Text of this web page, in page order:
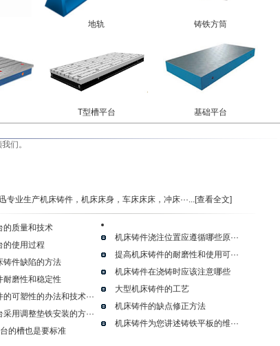
地轨 铸铁方筒
T型槽平台 基础平台
们。
专业生产机床铸件，机床床身，车床床床，冲床···...[查看全文]
的质量和技术
的使用过程
铸件缺陷的方法
耐磨性和稳定性
可塑性的办法和技术···
用调整垫铁安装的方···
的槽也是要标准
机床铸件浇注位置应遵循哪些原···
提高机床铸件的耐磨性和使用可···
机床铸件在浇铸时应该注意哪些
大型机床铸件的工艺
机床铸件的缺点修正方法
机床铸件为您讲述铸铁平板的维···